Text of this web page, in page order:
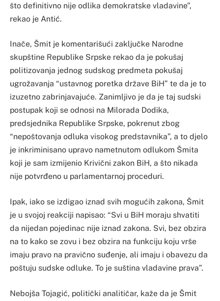
što definitivno nije odlika demokratske vladavine”,
rekao je Antić.
Inače, Šmit je komentarišući zaključke Narodne
skupštine Republike Srpske rekao da je pokušaj
politizovanja jednog sudskog predmeta pokušaj
ugrožavanja “ustavnog poretka države BiH” te da je to
izuzetno zabrinjavajuće. Zanimljivo je da je taj sudski
postupak koji se odnosi na Milorada Dodika,
predsjednika Republike Srpske, pokrenut zbog
“nepoštovanja odluka visokog predstavnika”, a to djelo
je inkriminisano upravo nametnutom odlukom Šmita
koji je sam izmijenio Krivični zakon BiH, a što nikada
nije potvrđeno u parlamentarnoj proceduri.
Ipak, iako se izdigao iznad svih mogućih zakona, Šmit
je u svojoj reakciji napisao: “Svi u BiH moraju shvatiti
da nijedan pojedinac nije iznad zakona. Svi, bez obzira
na to kako se zovu i bez obzira na funkciju koju vrše
imaju pravo na pravično suđenje, ali imaju i obavezu da
poštuju sudske odluke. To je suština vladavine prava”.
Nebojša Tojagić, politički analitičar, kaže da je Šmit